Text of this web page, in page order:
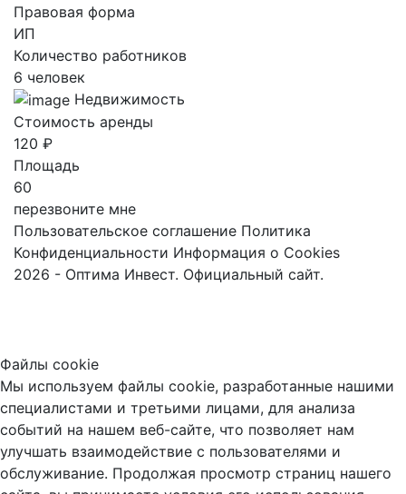
Правовая форма
ИП
Количество работников
6 человек
Недвижимость
Стоимость аренды
120 ₽
Площадь
60
перезвоните мне
Пользовательское соглашение Политика
Конфиденциальности Информация о Cookies
2026 - Оптима Инвест. Официальный сайт.
Файлы cookie
Мы используем файлы cookie, разработанные нашими
специалистами и третьими лицами, для анализа
событий на нашем веб-сайте, что позволяет нам
улучшать взаимодействие с пользователями и
обслуживание. Продолжая просмотр страниц нашего